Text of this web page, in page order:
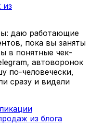
из
даю работающие
пока вы заняты
в понятные чек-
автоворонок
по-человечески,
сразу и видели
из блога